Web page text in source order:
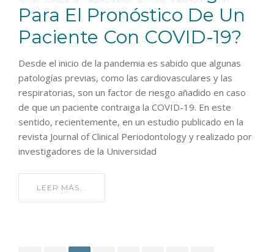
Para El Pronóstico De Un
Paciente Con COVID-19?
Desde el inicio de la pandemia es sabido que algunas
patologías previas, como las cardiovasculares y las
respiratorias, son un factor de riesgo añadido en caso
de que un paciente contraiga la COVID-19. En este
sentido, recientemente, en un estudio publicado en la
revista Journal of Clinical Periodontology y realizado por
investigadores de la Universidad
LEER MÁS...